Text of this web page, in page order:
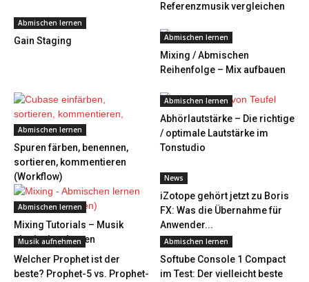
Referenzmusik vergleichen
Abmischen lernen
Gain Staging Abmischen lernen
Mixing / Abmischen
Reihenfolge – Mix aufbauen
Abmischen lernen
Spuren färben, benennen,
sortieren, kommentieren
(Workflow)
Abmischen lernen
Abhörlautstärke – Die richtige
/ optimale Lautstärke im
Tonstudio
Abmischen lernen
Mixing Tutorials – Musik
abmischen lernen
News
iZotope gehört jetzt zu Boris
FX: Was die Übernahme für
Anwender...
Musik aufnehmen
Welcher Prophet ist der
beste? Prophet-5 vs. Prophet-
Abmischen lernen
Softube Console 1 Compact
im Test: Der vielleicht beste